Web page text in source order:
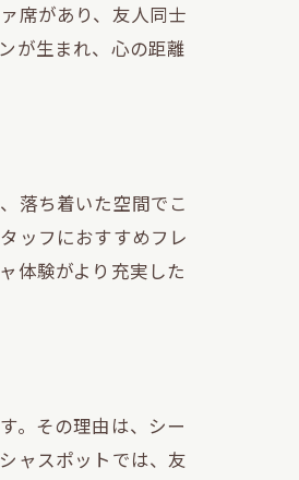
席があり、友人同士
が生まれ、心の距離
落ち着いた空間でこ
ッフにおすすめフレ
体験がより充実した
。その理由は、シー
ャスポットでは、友